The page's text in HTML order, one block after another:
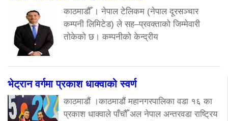
काठमाडौँ । नेपाल टेलिकम (नेपाल दूरसञ्चार
कम्पनी लिमिटेड) ले सह–प्रवक्ताको जिम्मेवारी
तोकेको छ। कम्पनीको केन्द्रीय
भेट्रान वर्गमा प्रकाश धाक्वाको स्वर्ण
काठमाडौं ।काठमाडौं महानगरपालिका वडा १६ का
प्रकाश धाक्वाले पाँचौँ अल नेपाल अन्तरवडा राष्ट्रिय